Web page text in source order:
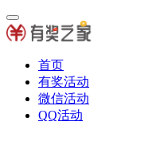
首页
有奖活动
微信活动
QQ活动